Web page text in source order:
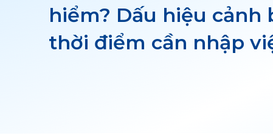
hiểm? Dấu hiệu cảnh
thời điểm cần nhập